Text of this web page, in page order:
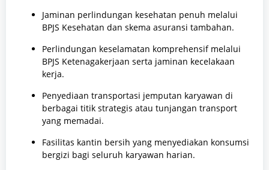
Jaminan perlindungan kesehatan penuh melalui
BPJS Kesehatan dan skema asuransi tambahan.
Perlindungan keselamatan komprehensif melalui
BPJS Ketenagakerjaan serta jaminan kecelakaan
kerja.
Penyediaan transportasi jemputan karyawan di
berbagai titik strategis atau tunjangan transport
yang memadai.
Fasilitas kantin bersih yang menyediakan konsumsi
bergizi bagi seluruh karyawan harian.